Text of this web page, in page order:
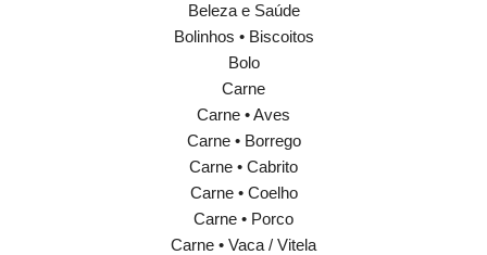
Beleza e Saúde
Bolinhos • Biscoitos
Bolo
Carne
Carne • Aves
Carne • Borrego
Carne • Cabrito
Carne • Coelho
Carne • Porco
Carne • Vaca / Vitela